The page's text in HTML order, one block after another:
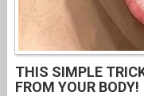
THIS SIMPLE
FROM YOUR BODY!